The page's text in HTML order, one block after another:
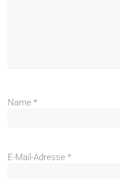
Name*
E-Mail-Adresse*